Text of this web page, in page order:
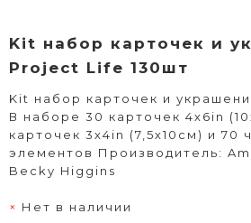
Kit набор карточек и
Project Life 130шт
Kit набор карточек и
В наборе 30 карточек 4х6in
карточек 3х4in (7,5х10см) и 70
элементов Производитель:
Becky Higgins
Нет в наличии